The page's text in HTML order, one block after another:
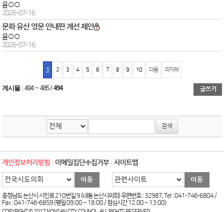
윤○○
2026-07-16
문화 유산 영문 안내판 개선 제안
윤○○
2026-07-16
1 2 3 4 5 6 7 8 9 10 다음 마지막
게시물:494 ~ 485/494
개인정보처리방침 이메일집단수집거부 사이트맵
충청남도 논산시 시민로 210번길 9 (내동 논산시의회) 우편번호 : 32987, Tel : 041-746-6804 /
Fax : 041-746-6859 (평일 09:00 ~ 18:00 / 점심시간 12:00 ~ 13:00)